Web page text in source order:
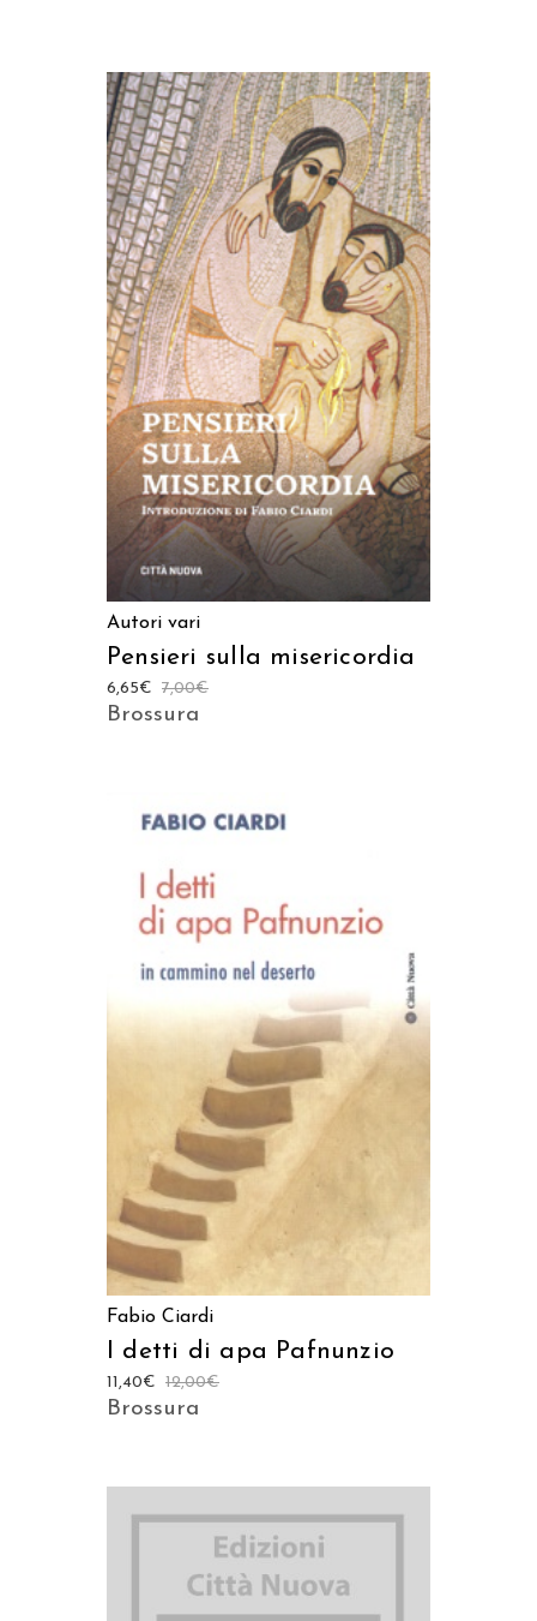
AGGIUNGI AL CARRELLO
Autori vari
Pensieri sulla misericordia
7,00€
6,65€
Brossura
AGGIUNGI AL CARRELLO
Fabio Ciardi
I detti di apa Pafnunzio
12,00€
11,40€
Brossura